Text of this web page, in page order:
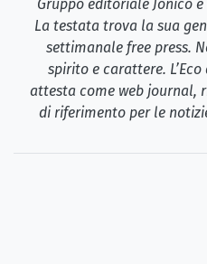
Gruppo editoriale Jonico
La testata trova la sua
settimanale free press.
spirito e carattere.
attesta come web journal,
di riferimento per le